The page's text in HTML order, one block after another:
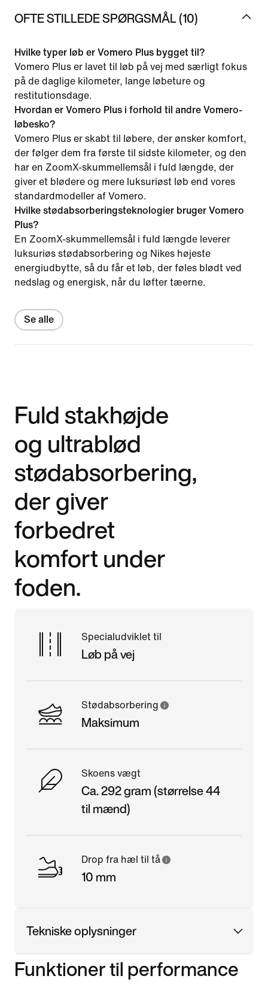
OFTE STILLEDE SPØRGSMÅL (10)
Hvilke typer løb er Vomero Plus bygget til?
Vomero Plus er lavet til løb på vej med særligt fokus
på de daglige kilometer, lange løbeture og
restitutionsdage.
Hvordan er Vomero Plus i forhold til andre Vomero-
løbesko?
Vomero Plus er skabt til løbere, der ønsker komfort,
der følger dem fra første til sidste kilometer, og den
har en ZoomX-skummellemsål i fuld længde, der
giver et blødere og mere luksuriøst løb end vores
standardmodeller af Vomero.
Hvilke stødabsorberingsteknologier bruger Vomero
Plus?
En ZoomX-skummellemsål i fuld længde leverer
luksuriøs stødabsorbering og Nikes højeste
energiudbytte, så du får et løb, der føles blødt ved
nedslag og energisk, når du løfter tæerne.
Se alle
Fuld stakhøjde
og ultrablød
stødabsorbering,
der giver
forbedret
komfort under
foden.
Specialudviklet til
Løb på vej
Stødabsorbering
Maksimum
Skoens vægt
Ca. 292 gram (størrelse 44
til mænd)
Drop fra hæl til tå
10 mm
Tekniske oplysninger
Funktioner til performance